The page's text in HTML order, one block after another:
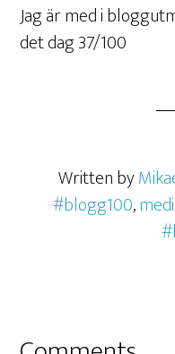
Jag är med i
det dag 37/100
Written by
#blogg100,